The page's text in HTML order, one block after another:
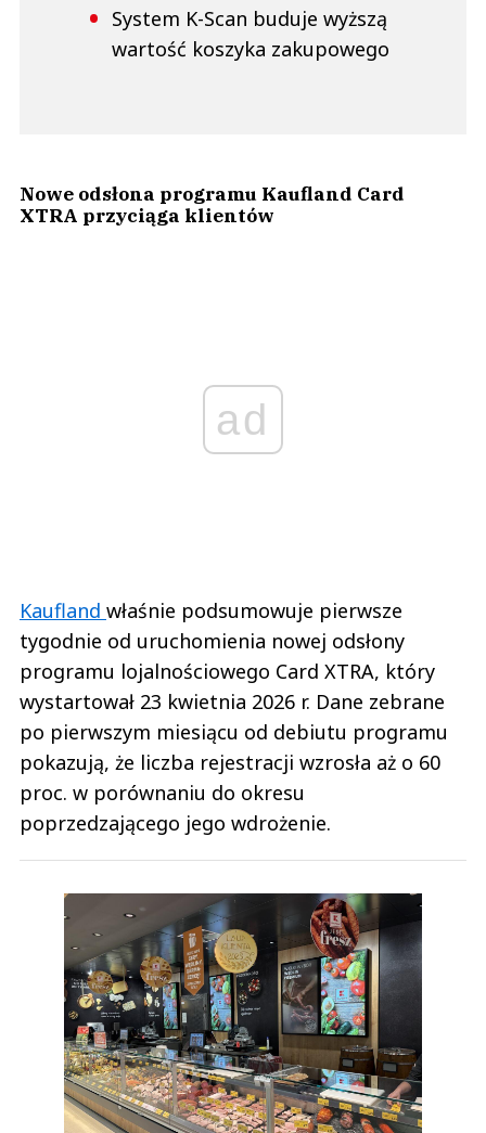
System K-Scan buduje wyższą
wartość koszyka zakupowego
Nowe odsłona programu Kaufland Card
XTRA przyciąga klientów
ad
Kaufland właśnie podsumowuje pierwsze
tygodnie od uruchomienia nowej odsłony
programu lojalnościowego Card XTRA, który
wystartował 23 kwietnia 2026 r. Dane zebrane
po pierwszym miesiącu od debiutu programu
pokazują, że liczba rejestracji wzrosła aż o 60
proc. w porównaniu do okresu
poprzedzającego jego wdrożenie.